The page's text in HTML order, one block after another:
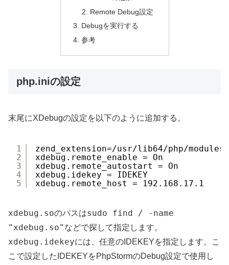
Remote Debug設定
Debugを実行する
参考
php.iniの設定
末尾にXDebugの設定を以下のように追加する。
1
2
3
4
5
zend_extension=/usr/lib64/php/
xdebug.remote_enable = On
xdebug.remote_autostart = On
xdebug.idekey = IDEKEY
xdebug.remote_host = 192.168.17.1
xdebug.soのパスはsudo find / -name
"xdebug.so" などで探して指定します。
xdebug.idekeyには、任意のIDEKEYを指定します。こ
こで設定したIDEKEYをPhpStormのDebug設定で使用し